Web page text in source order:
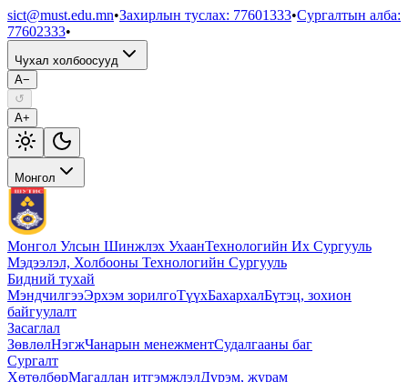
sict@must.edu.mn•Захирлын туслах: 77601333•Сургалтын алба:
77602333•
Чухал холбоосууд
A−
↺
A+
Монгол
Монгол Улсын Шинжлэх УхаанТехнологийн Их Сургууль
Мэдээлэл, Холбооны Технологийн Сургууль
Бидний тухай
МэндчилгээЭрхэм зорилгоТүүхБахархалБүтэц, зохион
байгуулалт
Засаглал
ЗөвлөлНэгжЧанарын менежментСудалгааны баг
Сургалт
ХөтөлбөрМагадлан итгэмжлэлДүрэм, журам